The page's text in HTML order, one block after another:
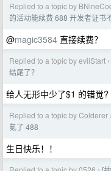
Replied to a topic by
的活动能续费 688 开发者证书
@magic3584 直接续费？
Replied to a topic by evilStart ›
结尾了？
给人无形中少了$1 的错觉?
Replied to a topic by Colderer ›
氪了 488
生日快乐！！